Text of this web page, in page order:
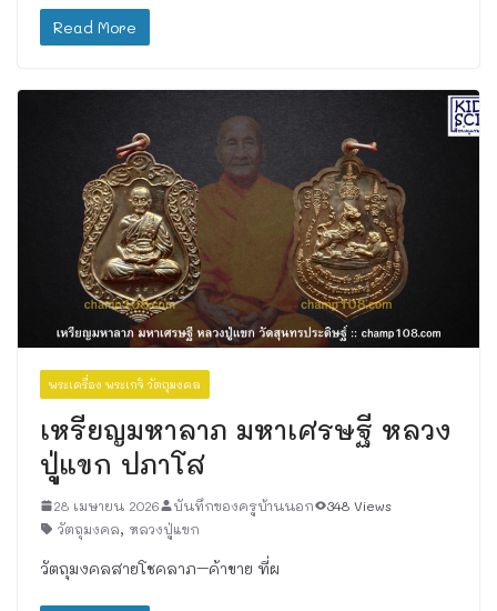
Read More
พระเครื่อง พระเกจิ วัตถุมงคล
เหรียญมหาลาภ มหาเศรษฐี หลวง
ปู่แขก ปภาโส
28 เมษายน 2026 บันทึกของครูบ้านนอก
348 Views
วัตถุมงคล, หลวงปู่แขก
วัตถุมงคลสายโชคลาภ–ค้าขาย ที่ผ